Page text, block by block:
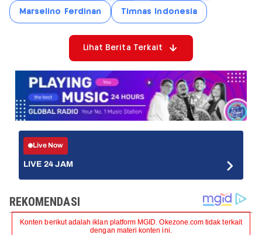
Marselino Ferdinan Timnas Indonesia
Lihat Berita Terkait
Live Now
LIVE 24 JAM